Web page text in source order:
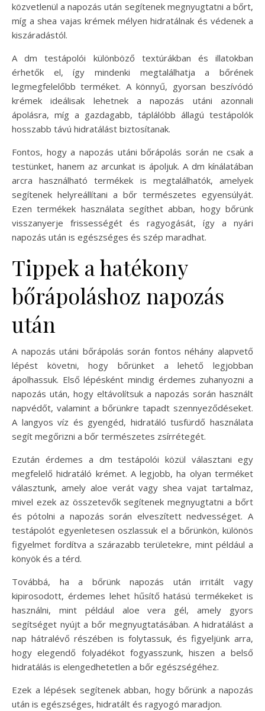
közvetlenül a napozás után segítenek megnyugtatni a bőrt,
míg a shea vajas krémek mélyen hidratálnak és védenek a
kiszáradástól.
A dm testápolói különböző textúrákban és illatokban
érhetők el, így mindenki megtalálhatja a bőrének
legmegfelelőbb terméket. A könnyű, gyorsan beszívódó
krémek ideálisak lehetnek a napozás utáni azonnali
ápolásra, míg a gazdagabb, táplálóbb állagú testápolók
hosszabb távú hidratálást biztosítanak.
Fontos, hogy a napozás utáni bőrápolás során ne csak a
testünket, hanem az arcunkat is ápoljuk. A dm kínálatában
arcra használható termékek is megtalálhatók, amelyek
segítenek helyreállítani a bőr természetes egyensúlyát.
Ezen termékek használata segíthet abban, hogy bőrünk
visszanyerje frissességét és ragyogását, így a nyári
napozás után is egészséges és szép maradhat.
Tippek a hatékony
bőrápoláshoz napozás
után
A napozás utáni bőrápolás során fontos néhány alapvető
lépést követni, hogy bőrünket a lehető legjobban
ápolhassuk. Első lépésként mindig érdemes zuhanyozni a
napozás után, hogy eltávolítsuk a napozás során használt
napvédőt, valamint a bőrünkre tapadt szennyeződéseket.
A langyos víz és gyengéd, hidratáló tusfürdő használata
segít megőrizni a bőr természetes zsírrétegét.
Ezután érdemes a dm testápolói közül választani egy
megfelelő hidratáló krémet. A legjobb, ha olyan terméket
választunk, amely aloe verát vagy shea vajat tartalmaz,
mivel ezek az összetevők segítenek megnyugtatni a bőrt
és pótolni a napozás során elveszített nedvességet. A
testápolót egyenletesen oszlassuk el a bőrünkön, különös
figyelmet fordítva a szárazabb területekre, mint például a
könyök és a térd.
Továbbá, ha a bőrünk napozás után irritált vagy
kipirosodott, érdemes lehet hűsítő hatású termékeket is
használni, mint például aloe vera gél, amely gyors
segítséget nyújt a bőr megnyugtatásában. A hidratálást a
nap hátralévő részében is folytassuk, és figyeljünk arra,
hogy elegendő folyadékot fogyasszunk, hiszen a belső
hidratálás is elengedhetetlen a bőr egészségéhez.
Ezek a lépések segítenek abban, hogy bőrünk a napozás
után is egészséges, hidratált és ragyogó maradjon.